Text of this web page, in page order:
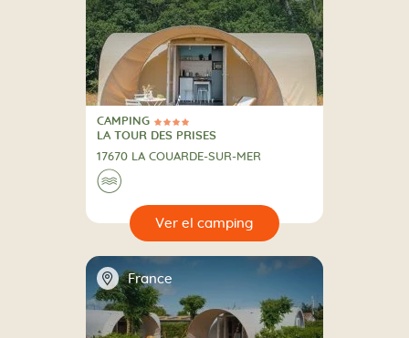
4 Estrellas
CAMPING
CAMPING
LA TOUR DES PRISES
17670 LA COUARDE-SUR-MER
🌊
📍 France